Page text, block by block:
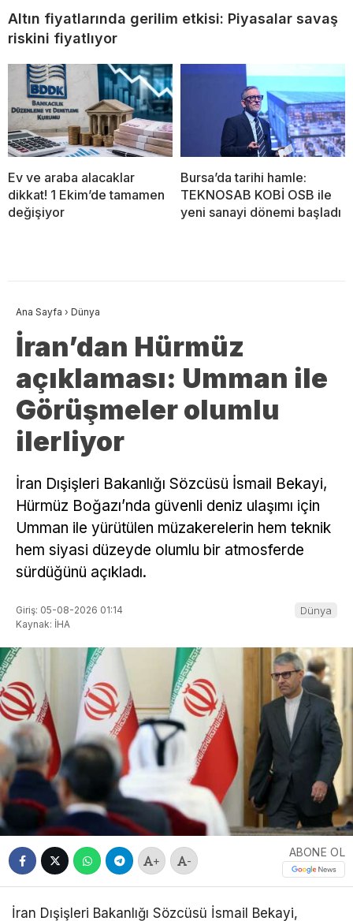
Altın fiyatlarında gerilim etkisi: Piyasalar savaş
riskini fiyatlıyor
Ev ve araba alacaklar
dikkat! 1 Ekim’de tamamen
değişiyor
Bursa’da tarihi hamle:
TEKNOSAB KOBİ OSB ile
yeni sanayi dönemi başladı
Ana Sayfa › Dünya
İran’dan Hürmüz
açıklaması: Umman ile
Görüşmeler olumlu
ilerliyor
İran Dışişleri Bakanlığı Sözcüsü İsmail Bekayi,
Hürmüz Boğazı’nda güvenli deniz ulaşımı için
Umman ile yürütülen müzakerelerin hem teknik
hem siyasi düzeyde olumlu bir atmosferde
sürdüğünü açıkladı.
Giriş: 05-08-2026 01:14
Kaynak: İHA
Dünya
+ -
ABONE OL
İran Dışişleri Bakanlığı Sözcüsü İsmail Bekayi,